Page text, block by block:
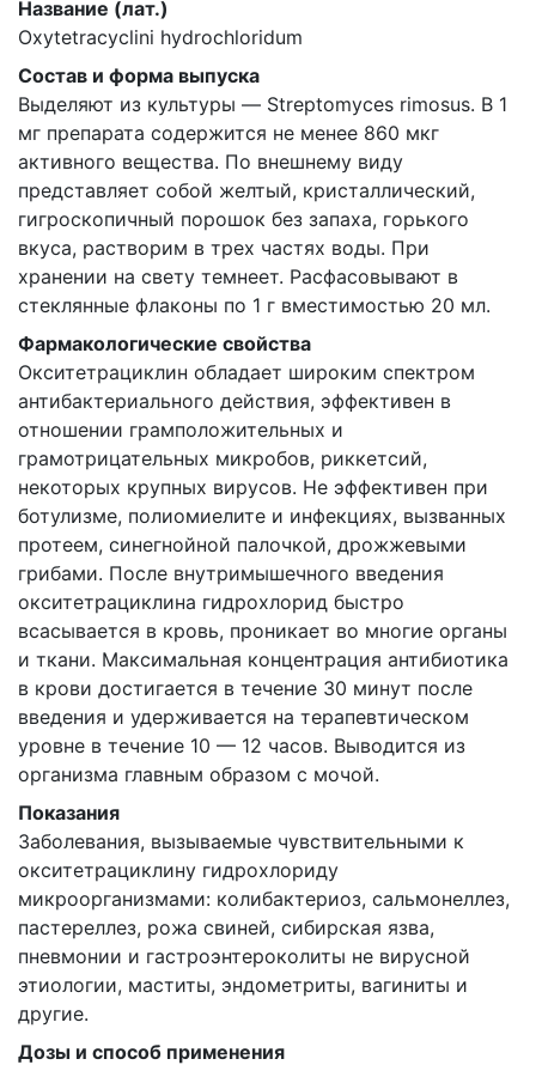
Название (лат.)
Oxytetracyclini hydrochloridum
Состав и форма выпуска
Выделяют из культуры — Streptomyces rimosus. В 1
мг препарата содержится не менее 860 мкг
активного вещества. По внешнему виду
представляет собой желтый, кристаллический,
гигроскопичный порошок без запаха, горького
вкуса, растворим в трех частях воды. При
хранении на свету темнеет. Расфасовывают в
стеклянные флаконы по 1 г вместимостью 20 мл.
Фармакологические свойства
Окситетрациклин обладает широким спектром
антибактериального действия, эффективен в
отношении грамположительных и
грамотрицательных микробов, риккетсий,
некоторых крупных вирусов. Не эффективен при
ботулизме, полиомиелите и инфекциях, вызванных
протеем, синегнойной палочкой, дрожжевыми
грибами. После внутримышечного введения
окситетрациклина гидрохлорид быстро
всасывается в кровь, проникает во многие органы
и ткани. Максимальная концентрация антибиотика
в крови достигается в течение 30 минут после
введения и удерживается на терапевтическом
уровне в течение 10 — 12 часов. Выводится из
организма главным образом с мочой.
Показания
Заболевания, вызываемые чувствительными к
окситетрациклину гидрохлориду
микроорганизмами: колибактериоз, сальмонеллез,
пастереллез, рожа свиней, сибирская язва,
пневмонии и гастроэнтероколиты не вирусной
этиологии, маститы, эндометриты, вагиниты и
другие.
Дозы и способ применения